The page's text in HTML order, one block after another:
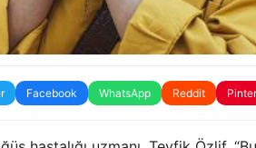
Facebook WhatsApp Reddit